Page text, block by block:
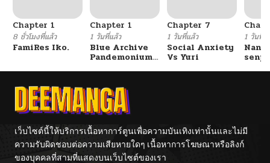
Chapter 1
8 ชั่วโมงที่แล้ว
FamiRes Iko.
Chapter 1
1 วันที่แล้ว
Blue Archive
Pandemonium
Chapter 7
1 วันที่แล้ว
Social Anxiety
Vs Yuri
1 วันที่แ
เว็บไซต์นี้ให้บริการเนื้อหาการ์ตูนเพื่อความบันเทิงเท่านั้นและไม่มี
ความรับผิดชอบต่อความเสียหายใดๆ เนื้อหาการโฆษณาหรือลิงก์
ของบุคคลที่สามที่แสดงบนเว็บไซต์ของเรา